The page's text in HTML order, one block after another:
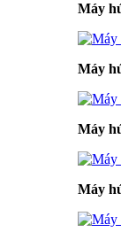
Máy
Máy
Máy
Máy